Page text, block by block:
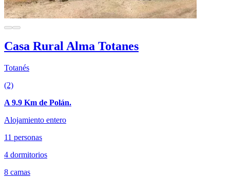
Casa Rural Alma Totanes
Totanés
(2)
A 9.9 Km de Polán.
Alojamiento entero
11 personas
4 dormitorios
8 camas